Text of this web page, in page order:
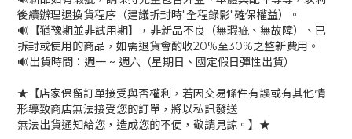
後續辦理退換貨程序（建議拆封時"全程錄影"確保權益）。
🔊【猶豫期並非試用期】，非新品不良（無瑕疵、無故障）、已
拆封或使用的商品，如需退貨會酌收20%至30%之整新費用。
🔊出貨時間：週一 ~ 週六（星期日、國定假日彈性出貨）
★【店家保留訂單接受與否權利，若因交易條件有誤或有其他情
形導致商店無法接受您的訂單，將以私訊發送
無法出貨通知給您，造成您的不便，敬請見諒。】★